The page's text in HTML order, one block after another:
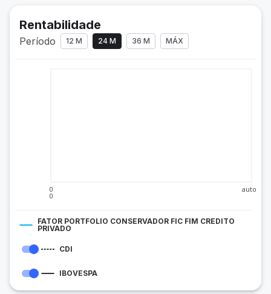
Rentabilidade
Período 12 M 24 M 36 M MÁX
0
0
auto
FATOR PORTFOLIO CONSERVADOR FIC FIM CREDITO
PRIVADO
CDI
IBOVESPA